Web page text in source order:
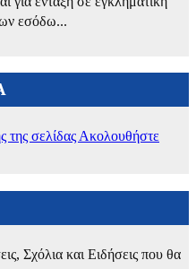
εσόδω...
της σελίδας Ακολουθήστε
Σχόλια και Ειδήσεις που θα